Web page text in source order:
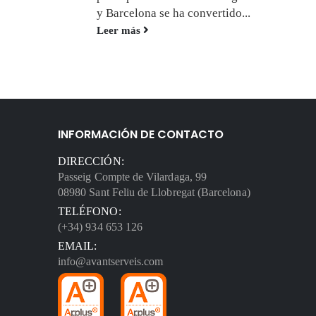
y Barcelona se ha convertido...
Leer más
INFORMACIÓN DE CONTACTO
DIRECCIÓN:
Passeig Compte de Vilardaga, 99
08980 Sant Feliu de Llobregat (Barcelona)
TELÉFONO:
(+34) 934 653 126
EMAIL:
info@avantserveis.com